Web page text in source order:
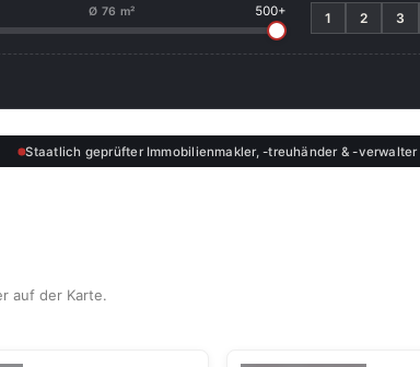
Ø 76 m² 500+ 1 2 3
Staatlich geprüfter Immobilienmakler, -treuhänder & -verwalter
auf der Karte.